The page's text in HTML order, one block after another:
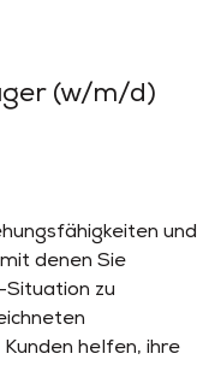
(w/m/d)
und
denen Sie
zu
helfen, ihre